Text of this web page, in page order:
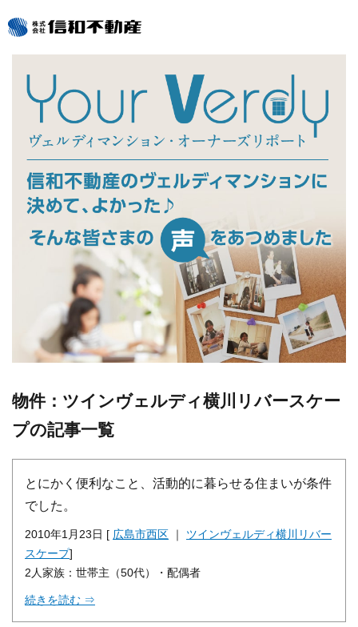
物件：ツインヴェルディ横川リバースケー
プの記事一覧
とにかく便利なこと、活動的に暮らせる住まいが条件
でした。
2010年1月23日 [ 広島市西区 ｜ ツインヴェルディ横川リバー
スケープ]
2人家族：世帯主（50代）・配偶者
続きを読む ⇒